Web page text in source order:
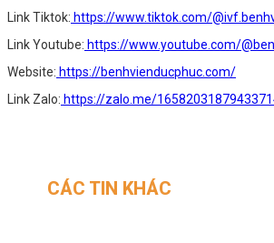
Link Tiktok: https://www.tiktok.com/
Link Youtube: https://www.youtube.com/
Website: https://benhvienducphuc.com/
Link Zalo: https://zalo.me/
CÁC TIN KHÁC